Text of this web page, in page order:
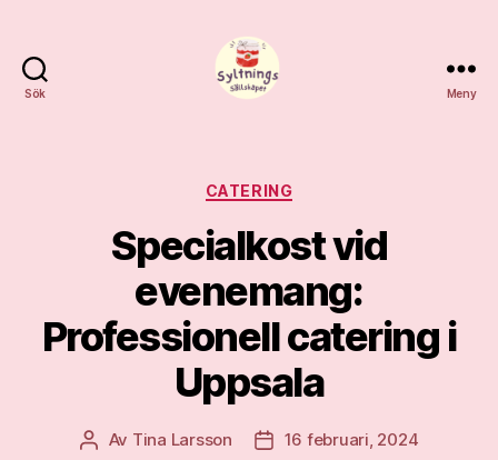
Sök Meny
Kategorier
CATERING
Specialkost vid
evenemang:
Professionell catering i
Uppsala
Inläggsförfattare
Av Tina Larsson Inläggsdatum
16 februari, 2024